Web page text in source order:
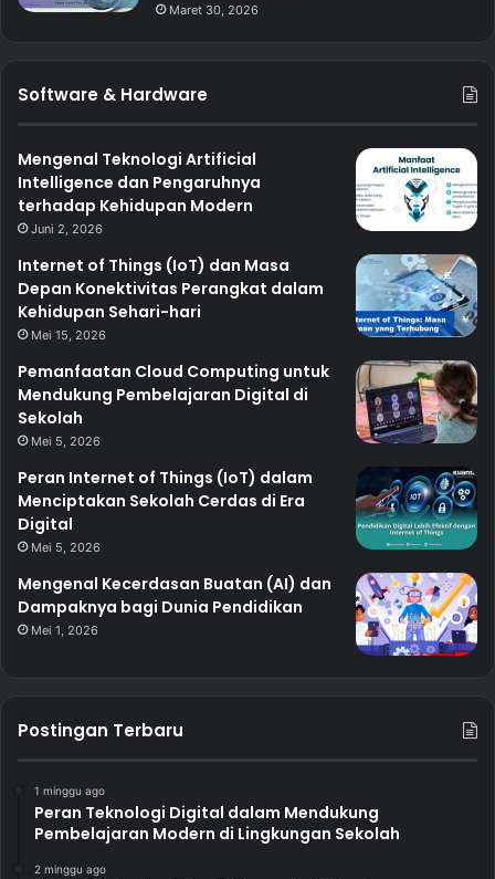
Maret 30, 2026
Software & Hardware
Mengenal Teknologi Artificial
Intelligence dan Pengaruhnya
terhadap Kehidupan Modern
Juni 2, 2026
Internet of Things (IoT) dan Masa
Depan Konektivitas Perangkat dalam
Kehidupan Sehari-hari
Mei 15, 2026
Pemanfaatan Cloud Computing untuk
Mendukung Pembelajaran Digital di
Sekolah
Mei 5, 2026
Peran Internet of Things (IoT) dalam
Menciptakan Sekolah Cerdas di Era
Digital
Mei 5, 2026
Mengenal Kecerdasan Buatan (AI) dan
Dampaknya bagi Dunia Pendidikan
Mei 1, 2026
Postingan Terbaru
1 minggu ago
Peran Teknologi Digital dalam Mendukung
Pembelajaran Modern di Lingkungan Sekolah
2 minggu ago